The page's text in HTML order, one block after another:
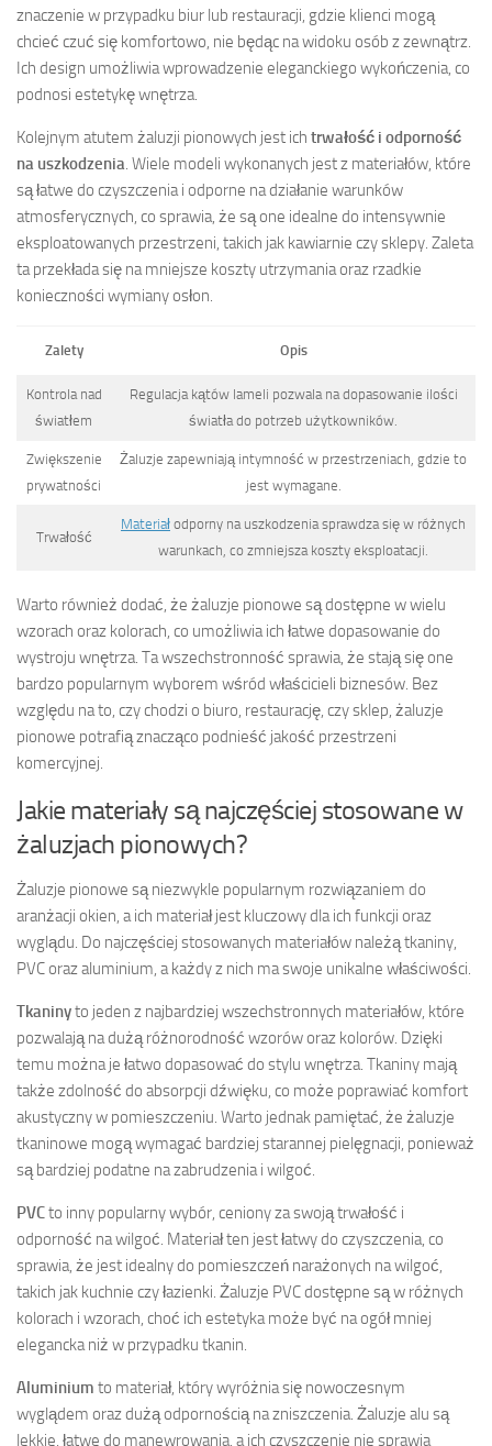
znaczenie w przypadku biur lub restauracji, gdzie klienci mogą
chcieć czuć się komfortowo, nie będąc na widoku osób z zewnątrz.
Ich design umożliwia wprowadzenie eleganckiego wykończenia, co
podnosi estetykę wnętrza.
Kolejnym atutem żaluzji pionowych jest ich trwałość i odporność
na uszkodzenia . Wiele modeli wykonanych jest z materiałów, które
są łatwe do czyszczenia i odporne na działanie warunków
atmosferycznych, co sprawia, że są one idealne do intensywnie
eksploatowanych przestrzeni, takich jak kawiarnie czy sklepy. Zaleta
ta przekłada się na mniejsze koszty utrzymania oraz rzadkie
konieczności wymiany osłon.
Zalety Opis
Kontrola nad
światłem
Regulacja kątów lameli pozwala na dopasowanie ilości
światła do potrzeb użytkowników.
Zwiększenie
prywatności
Żaluzje zapewniają intymność w przestrzeniach, gdzie to
jest wymagane.
Trwałość
Materiał odporny na uszkodzenia sprawdza się w różnych
warunkach, co zmniejsza koszty eksploatacji.
Warto również dodać, że żaluzje pionowe są dostępne w wielu
wzorach oraz kolorach, co umożliwia ich łatwe dopasowanie do
wystroju wnętrza. Ta wszechstronność sprawia, że stają się one
bardzo popularnym wyborem wśród właścicieli biznesów. Bez
względu na to, czy chodzi o biuro, restaurację, czy sklep, żaluzje
pionowe potrafią znacząco podnieść jakość przestrzeni
komercyjnej.
Jakie materiały są najczęściej stosowane w
żaluzjach pionowych?
Żaluzje pionowe są niezwykle popularnym rozwiązaniem do
aranżacji okien, a ich materiał jest kluczowy dla ich funkcji oraz
wyglądu. Do najczęściej stosowanych materiałów należą tkaniny,
PVC oraz aluminium, a każdy z nich ma swoje unikalne właściwości.
Tkaninyto jeden z najbardziej wszechstronnych materiałów, które
pozwalają na dużą różnorodność wzorów oraz kolorów. Dzięki
temu można je łatwo dopasować do stylu wnętrza. Tkaniny mają
także zdolność do absorpcji dźwięku, co może poprawiać komfort
akustyczny w pomieszczeniu. Warto jednak pamiętać, że żaluzje
tkaninowe mogą wymagać bardziej starannej pielęgnacji, ponieważ
są bardziej podatne na zabrudzenia i wilgoć.
PVCto inny popularny wybór, ceniony za swoją trwałość i
odporność na wilgoć. Materiał ten jest łatwy do czyszczenia, co
sprawia, że jest idealny do pomieszczeń narażonych na wilgoć,
takich jak kuchnie czy łazienki. Żaluzje PVC dostępne są w różnych
kolorach i wzorach, choć ich estetyka może być na ogół mniej
elegancka niż w przypadku tkanin.
Aluminium to materiał, który wyróżnia się nowoczesnym
wyglądem oraz dużą odpornością na zniszczenia. Żaluzje alu są
lekkie, łatwe do manewrowania, a ich czyszczenie nie sprawia